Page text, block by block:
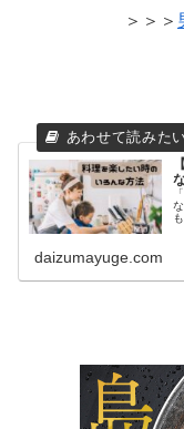
＞＞＞
daizumayuge.com